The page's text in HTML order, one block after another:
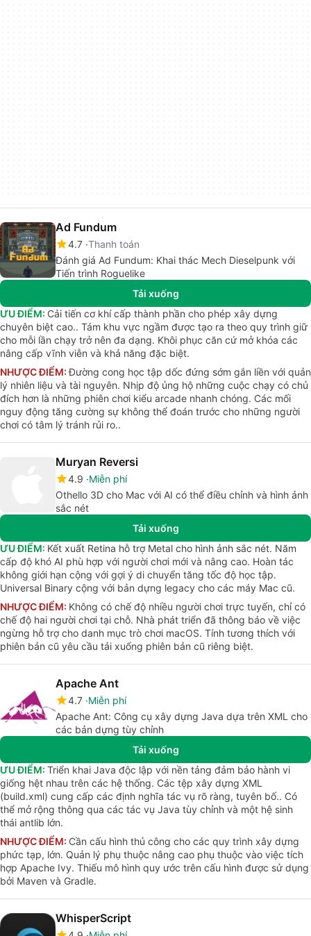
Ad Fundum
4.7 Thanh toán
Đánh giá Ad Fundum: Khai thác Mech Dieselpunk với
Tiến trình Roguelike
Tải xuống
ƯU ĐIỂM: Cải tiến cơ khí cấp thành phần cho phép xây dựng
chuyên biệt cao.. Tám khu vực ngầm được tạo ra theo quy trình giữ
cho mỗi lần chạy trở nên đa dạng. Khôi phục căn cứ mở khóa các
nâng cấp vĩnh viễn và khả năng đặc biệt.
NHƯỢC ĐIỂM:Đường cong học tập dốc đứng sớm gắn liền với quản
lý nhiên liệu và tài nguyên. Nhịp độ ủng hộ những cuộc chạy có chủ
đích hơn là những phiên chơi kiểu arcade nhanh chóng. Các mối
nguy động tăng cường sự không thể đoán trước cho những người
chơi có tâm lý tránh rủi ro..
Muryan Reversi
4.9 Miễn phí
Othello 3D cho Mac với AI có thể điều chỉnh và hình ảnh
sắc nét
Tải xuống
ƯU ĐIỂM: Kết xuất Retina hỗ trợ Metal cho hình ảnh sắc nét. Năm
cấp độ khó AI phù hợp với người chơi mới và nâng cao. Hoàn tác
không giới hạn cộng với gợi ý di chuyển tăng tốc độ học tập.
Universal Binary cộng với bản dựng legacy cho các máy Mac cũ.
NHƯỢC ĐIỂM: Không có chế độ nhiều người chơi trực tuyến, chỉ có
chế độ hai người chơi tại chỗ. Nhà phát triển đã thông báo về việc
ngừng hỗ trợ cho danh mục trò chơi macOS. Tính tương thích với
phiên bản cũ yêu cầu tải xuống phiên bản cũ riêng biệt.
Apache Ant
4.7 Miễn phí
Apache Ant: Công cụ xây dựng Java dựa trên XML cho
các bản dựng tùy chỉnh
Tải xuống
ƯU ĐIỂM: Triển khai Java độc lập với nền tảng đảm bảo hành vi
giống hệt nhau trên các hệ thống. Các tệp xây dựng XML
(build.xml) cung cấp các định nghĩa tác vụ rõ ràng, tuyên bố.. Có
thể mở rộng thông qua các tác vụ Java tùy chỉnh và một hệ sinh
thái antlib lớn.
NHƯỢC ĐIỂM: Cần cấu hình thủ công cho các quy trình xây dựng
phức tạp, lớn. Quản lý phụ thuộc nâng cao phụ thuộc vào việc tích
hợp Apache Ivy. Thiếu mô hình quy ước trên cấu hình được sử dụng
bởi Maven và Gradle.
WhisperScript